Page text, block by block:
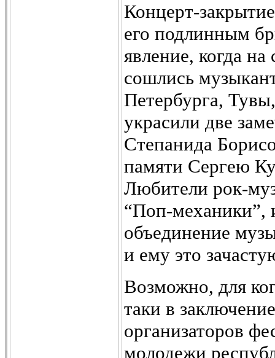
Концерт-
его подлинным
явление, когда
сошлись
Петербурга,
украсили две
Степанида
памяти Сергею
Любители рок-
“Поп-механики”,
объединение
и ему это
Возможно, для
таки в
организаторов
молодежи